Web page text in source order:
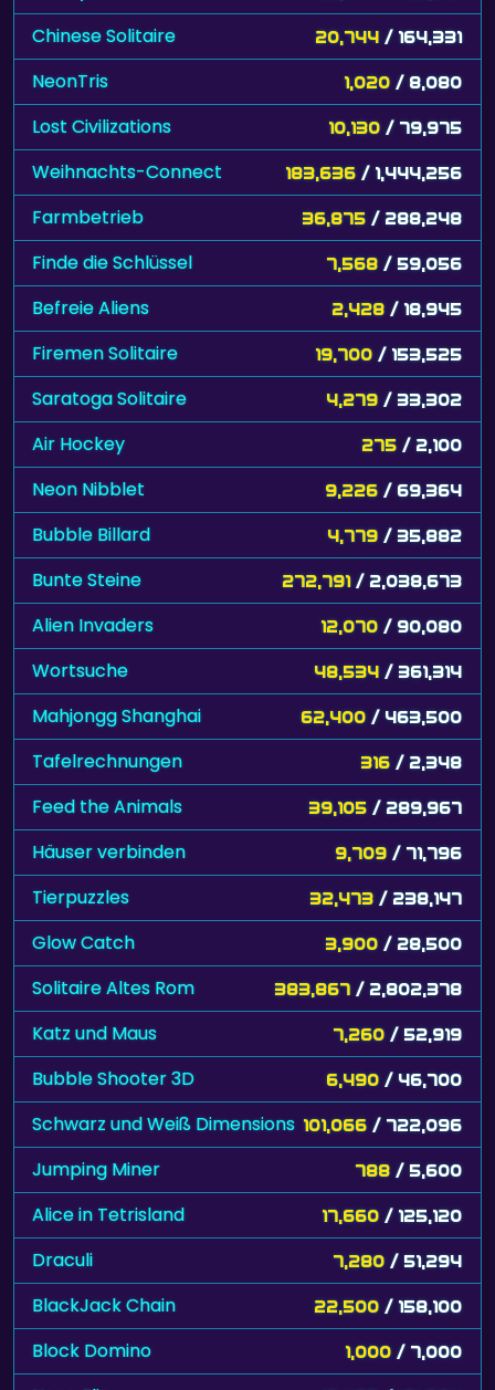
Chinese Solitaire 20,744 / 164,331
NeonTris 1,020 / 8,080
Lost Civilizations 10,130 / 79,975
Weihnachts-Connect 183,636 / 1,444,256
Farmbetrieb 36,875 / 288,248
Finde die Schlüssel 7,568 / 59,056
Befreie Aliens 2,428 / 18,945
Firemen Solitaire 19,700 / 153,525
Saratoga Solitaire 4,279 / 33,302
Air Hockey 275 / 2,100
Neon Nibblet 9,226 / 69,364
Bubble Billard 4,779 / 35,882
Bunte Steine 272,791 / 2,038,673
Alien Invaders 12,070 / 90,080
Wortsuche 48,534 / 361,314
Mahjongg Shanghai 62,400 / 463,500
Tafelrechnungen 316 / 2,348
Feed the Animals 39,105 / 289,967
Häuser verbinden 9,709 / 71,796
Tierpuzzles 32,473 / 238,147
Glow Catch 3,900 / 28,500
Solitaire Altes Rom 383,867 / 2,802,378
Katz und Maus 7,260 / 52,919
Bubble Shooter 3D 6,490 / 46,700
Schwarz und Weiß Dimensions 101,066 / 722,096
Jumping Miner 788 / 5,600
Alice in Tetrisland 17,660 / 125,120
Draculi 7,280 / 51,294
BlackJack Chain 22,500 / 158,100
Block Domino 1,000 / 7,000